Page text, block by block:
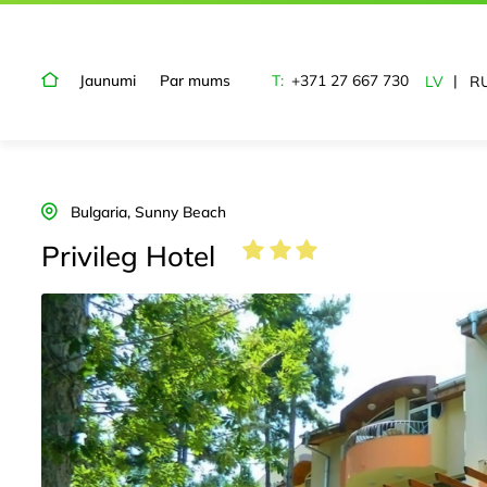
Jaunumi Par mums T: +371 27 667 730 LV
Bulgaria, Sunny Beach
Privileg Hotel